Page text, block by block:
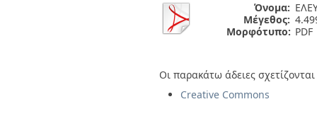
Όνομα:
Μέγεθος:
Μορφότυπο: PDF
Οι παρακάτω άδειες
Creative Commons